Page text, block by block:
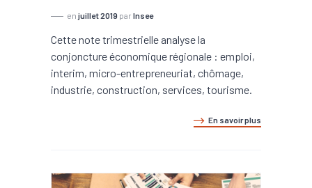
en juillet 2019 par Insee
Cette note trimestrielle analyse la
conjoncture économique régionale : emploi,
interim, micro-entrepreneuriat, chômage,
industrie, construction, services, tourisme.
En savoir plus